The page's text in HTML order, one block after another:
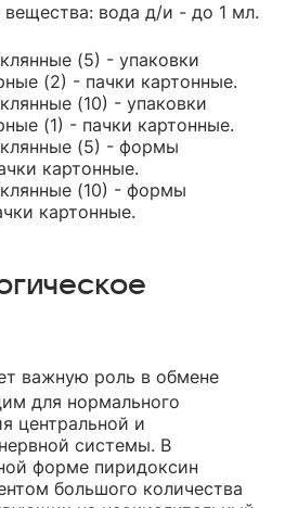
вещества: вода д/и - до 1 мл.
(5) - упаковки
(2) - пачки картонные.
(10) - упаковки
(1) - пачки картонные.
(5) - формы
картонные.
(10) - формы
картонные.
важную роль в обмене
для нормального
центральной и
системы. В
форме пиридоксин
большого количества